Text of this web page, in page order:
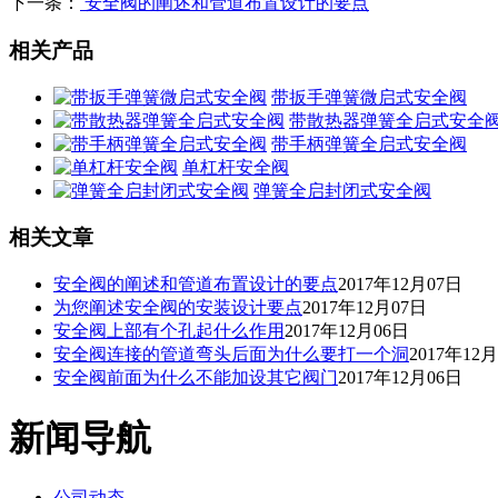
相关产品
带扳手弹簧微启式安全阀
带散热器弹簧全启式安全
带手柄弹簧全启式安全阀
单杠杆安全阀
弹簧全启封闭式安全阀
相关文章
安全阀的阐述和管道布置设计的要点2017年12月07日
为您阐述安全阀的安装设计要点2017年12月07日
安全阀上部有个孔起什么作用 2017年12月06日
安全阀连接的管道弯头后面为什么要打一个洞2017年12
安全阀前面为什么不能加设其它阀门2017年12月06日
新闻导航